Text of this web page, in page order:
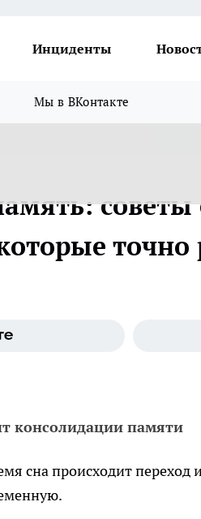
Инциденты
Мы в ВКонтакте
точно
консолидации памяти
сна происходит